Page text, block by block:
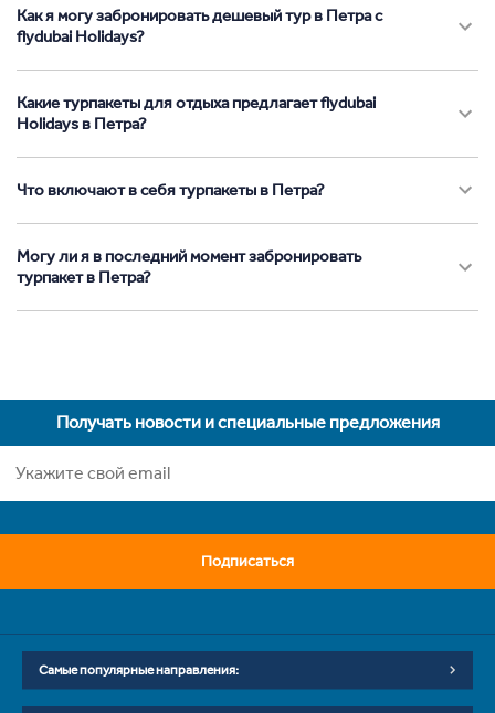
Как я могу забронировать дешевый тур в Петра с
flydubai Holidays?
Какие турпакеты для отдыха предлагает flydubai
Holidays в Петра?
Что включают в себя турпакеты в Петра?
Могу ли я в последний момент забронировать
турпакет в Петра?
Получать новости и специальные предложения
Подписаться
Самые популярные направления: